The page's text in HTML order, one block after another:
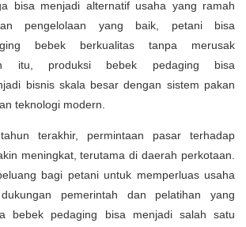
bisa menjadi alternatif usaha yang ramah
pengelolaan yang baik, petani bisa
bebek berkualitas tanpa merusak
itu, produksi bebek pedaging bisa
bisnis skala besar dengan sistem pakan
teknologi modern.
terakhir, permintaan pasar terhadap
meningkat, terutama di daerah perkotaan.
bagi petani untuk memperluas usaha
pemerintah dan pelatihan yang
bebek pedaging bisa menjadi salah satu